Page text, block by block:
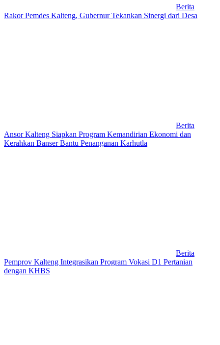
Berita
Rakor Pemdes Kalteng, Gubernur Tekankan Sinergi dari Desa
Berita
Ansor Kalteng Siapkan Program Kemandirian Ekonomi dan
Kerahkan Banser Bantu Penanganan Karhutla
Berita
Pemprov Kalteng Integrasikan Program Vokasi D1 Pertanian
dengan KHBS